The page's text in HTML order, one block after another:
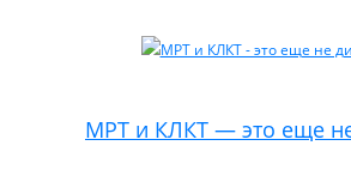
МРТ и КЛКТ — это еще